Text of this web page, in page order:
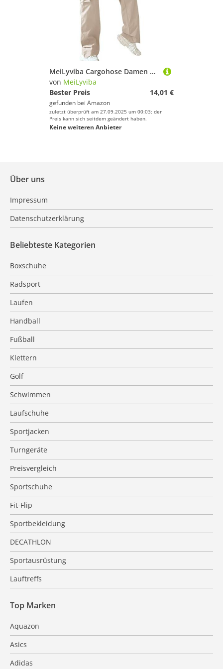
MeiLyviba Cargohose Damen High Waist Jogginghose Teenager Mädchen Cargo Hose Cargohosen Y2k Hosen Straight Sweathose Elastische Bund Capri Hosen Schlaghose Sport Jogginghose mit Taschen Streatwear
von MeiLyviba
Bester Preis
14,01 €
gefunden bei Amazon
zuletzt überprüft am 27.09.2025 um 00:03; der
Preis kann sich seitdem geändert haben.
Keine weiteren Anbieter
Über uns
Impressum
Datenschutzerklärung
Beliebteste Kategorien
Boxschuhe
Radsport
Laufen
Handball
Fußball
Klettern
Golf
Schwimmen
Laufschuhe
Sportjacken
Turngeräte
Preisvergleich
Sportschuhe
Fit-Flip
Sportbekleidung
DECATHLON
Sportausrüstung
Lauftreffs
Top Marken
Aquazon
Asics
Adidas